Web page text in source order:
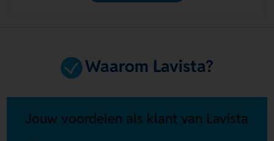
Waarom Lavista?
Jouw voordelen als klant van Lavista